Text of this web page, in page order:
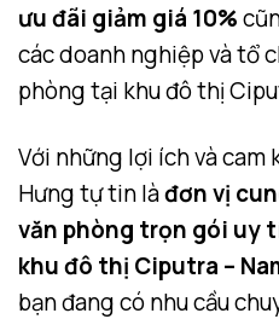
ưu đãi giảm giá 10%
các doanh nghiệp và tổ
phòng tại khu đô thị
Với những lợi ích và cam
Hưng tự tin làđơn vị
văn phòng trọn gói uy
khu đô thị Ciputra –
bạn đang có nhu cầu